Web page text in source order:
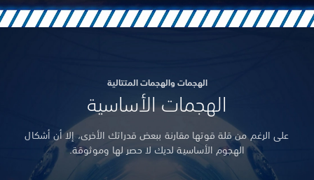
الهجمات والهجمات المتتالية
الهجمات الأساسية
على الرغم من قلة قوتها مقارنة ببعض قدراتك الأخرى، إلا أن أشكال
الهجوم الأساسية لديك لا حصر لها وموثوقة.